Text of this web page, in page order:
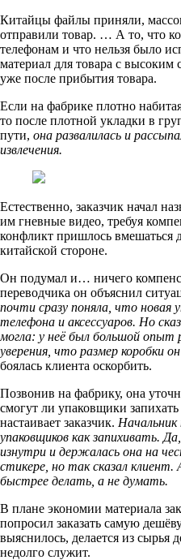
Китайцы файлы приняли,
отправили товар. … А то, что
телефонам и что нельзя было
материал для товара с высоким
уже после прибытия товара.
Если на фабрике плотно
то после плотной укладки в
пути, она развалилась и
извлечения.
Естественно, заказчик начал
им гневные видео, требуя
конфликт пришлось вмешаться
китайской стороне.
Он подумал и… ничего
переводчика он объяснил
почти сразу поняла, что новая
телефона и аксессуаров. Но
могла: у неё был большой опыт
уверения, что размер коробки
боялась клиента оскорбить.
Позвонив на фабрику, она
смогут ли упаковщики запихать
настаивает заказчик.
упаковщиков как запихивать.
изнутри и держалась она на
стикере, но так сказал
быстрее делать, а не думать.
В плане экономии материала
попросил заказать самую
выяснилось, делается из сырья
недолго служит.